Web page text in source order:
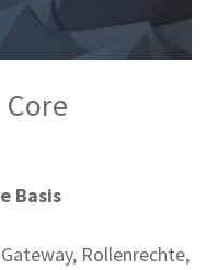
Basis
Rollenrechte,